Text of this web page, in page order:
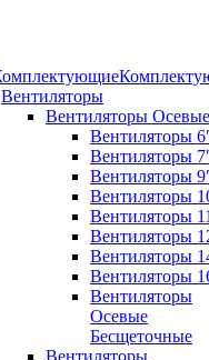
Вентиляторы
Вентиляторы Осевые
Вентиляторы
Вентиляторы
Вентиляторы
Вентиляторы
Вентиляторы
Вентиляторы
Вентиляторы
Вентиляторы
Вентиляторы
Осевые
Бесщеточные
Вентиляторы